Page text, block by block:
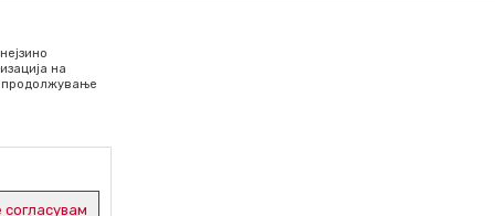
на
продолжување
согласувам